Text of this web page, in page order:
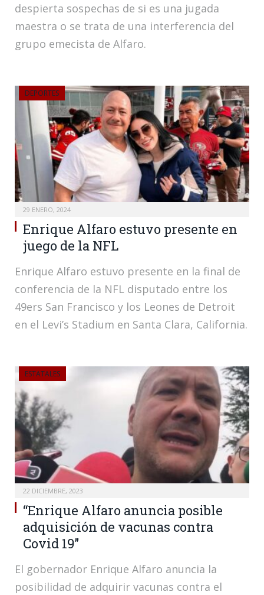
despierta sospechas de si es una jugada
maestra o se trata de una interferencia del
grupo emecista de Alfaro.
DEPORTES
29 ENERO, 2024
Enrique Alfaro estuvo presente en
juego de la NFL
Enrique Alfaro estuvo presente en la final de
conferencia de la NFL disputado entre los
49ers San Francisco y los Leones de Detroit
en el Levi’s Stadium en Santa Clara, California.
ESTATALES
22 DICIEMBRE, 2023
“Enrique Alfaro anuncia posible
adquisición de vacunas contra
Covid 19”
El gobernador Enrique Alfaro anuncia la
posibilidad de adquirir vacunas contra el